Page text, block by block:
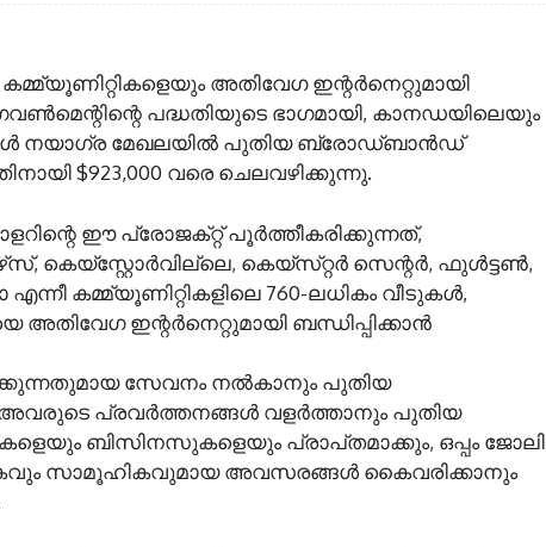
അതിവേഗ ഇന്റർനെറ്റുമായി
പദ്ധതിയുടെ ഭാഗമായി, കാനഡയിലെയും
നയാഗ്ര മേഖലയിൽ പുതിയ ബ്രോഡ്‌ബാൻഡ്
$923,000 വരെ ചെലവഴിക്കുന്നു.
ഈ പ്രോജക്‌റ്റ് പൂർത്തീകരിക്കുന്നത്,
കെയ്‌സ്‌റ്റർ സെന്റർ, ഫുൾട്ടൺ,
കമ്മ്യൂണിറ്റികളിലെ 760-ലധികം വീടുകൾ,
ഇന്റർനെറ്റുമായി ബന്ധിപ്പിക്കാൻ
സേവനം നൽകാനും പുതിയ
പ്രവർത്തനങ്ങൾ വളർത്താനും പുതിയ
ബിസിനസുകളെയും പ്രാപ്‌തമാക്കും, ഒപ്പം ജോലി
സാമൂഹികവുമായ അവസരങ്ങൾ കൈവരിക്കാനും